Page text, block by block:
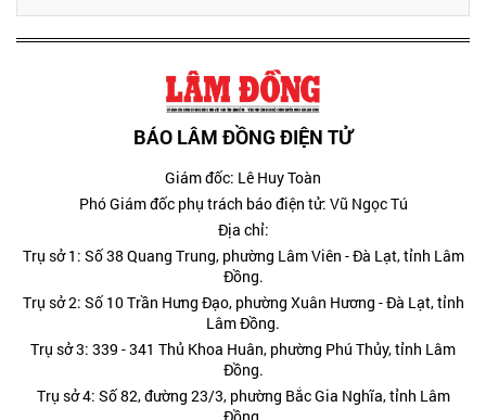
BÁO LÂM ĐỒNG ĐIỆN TỬ
Giám đốc: Lê Huy Toàn
Phó Giám đốc phụ trách báo điện tử: Vũ Ngọc Tú
Địa chỉ:
Trụ sở 1: Số 38 Quang Trung, phường Lâm Viên - Đà Lạt, tỉnh Lâm
Đồng.
Trụ sở 2: Số 10 Trần Hưng Đạo, phường Xuân Hương - Đà Lạt, tỉnh
Lâm Đồng.
Trụ sở 3: 339 - 341 Thủ Khoa Huân, phường Phú Thủy, tỉnh Lâm
Đồng.
Trụ sở 4: Số 82, đường 23/3, phường Bắc Gia Nghĩa, tỉnh Lâm